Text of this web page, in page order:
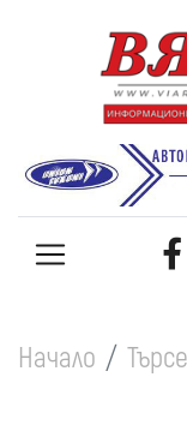
Начало